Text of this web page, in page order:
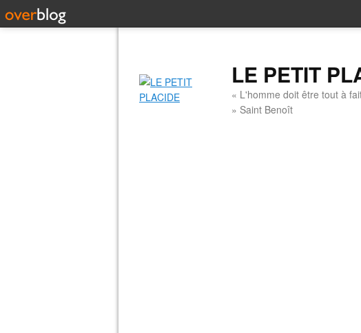
LE PETIT
« L'homme doit être tout à
» Saint Benoît